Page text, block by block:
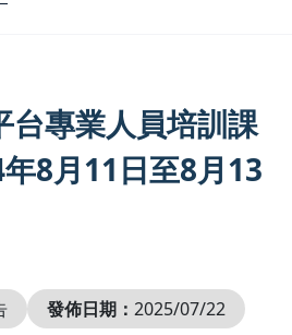
台專業人員培訓課
8月11日至8月13
發佈日期： 2025/07/22